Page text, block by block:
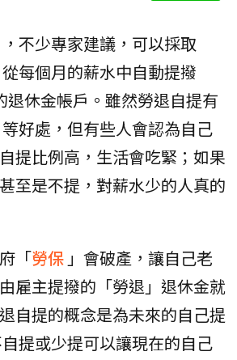
，不少專家建議，可以採取
從每個月的薪水中自動提撥
退休金帳戶。雖然勞退自提有
等好處，但有些人會認為自己
提比例高，生活會吃緊；如果
至是不提，對薪水少的人真的
「勞保 」會破產，讓自己老
雇主提撥的「勞退」退休金就
自提的概念是為未來的自己提
自提或少提可以讓現在的自己